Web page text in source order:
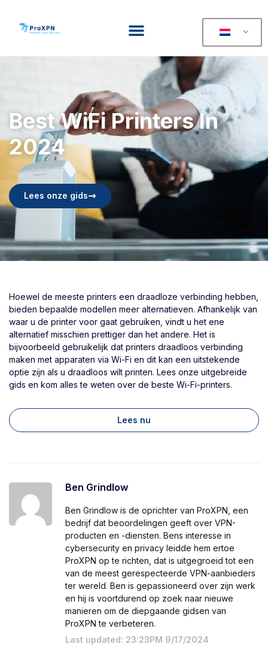
Best WiFi Printers In
2024
Lees onze gids
Hoewel de meeste printers een draadloze verbinding hebben,
bieden bepaalde modellen meer alternatieven. Afhankelijk van
waar u de printer voor gaat gebruiken, vindt u het ene
alternatief misschien prettiger dan het andere. Het is
bijvoorbeeld gebruikelijk dat printers draadloos verbinding
maken met apparaten via Wi-Fi en dit kan een uitstekende
optie zijn als u draadloos wilt printen. Lees onze uitgebreide
gids en kom alles te weten over de beste Wi-Fi-printers.
Lees nu
Ben Grindlow
Ben Grindlow is de oprichter van ProXPN, een
bedrijf dat beoordelingen geeft over VPN-
producten en -diensten. Bens interesse in
cybersecurity en privacy leidde hem ertoe
ProXPN op te richten, dat is uitgegroeid tot een
van de meest gerespecteerde VPN-aanbieders
ter wereld. Ben is gepassioneerd over zijn werk
en hij is voortdurend op zoek naar nieuwe
manieren om de diepgaande gidsen van
ProXPN te verbeteren.
Last updated: 23:23PM 9/17/2024